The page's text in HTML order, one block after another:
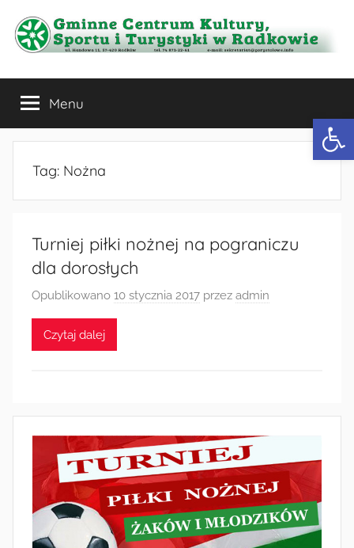
treści
Gminne
Centrum
Kultury,
Sportu
Turystyki
w
Radkowie
Menu
Tag: Nożna
Turniej piłki nożnej na pograniczu
dla dorosłych
Opublikowano 10 stycznia 2017 przez admin
Czytaj dalej